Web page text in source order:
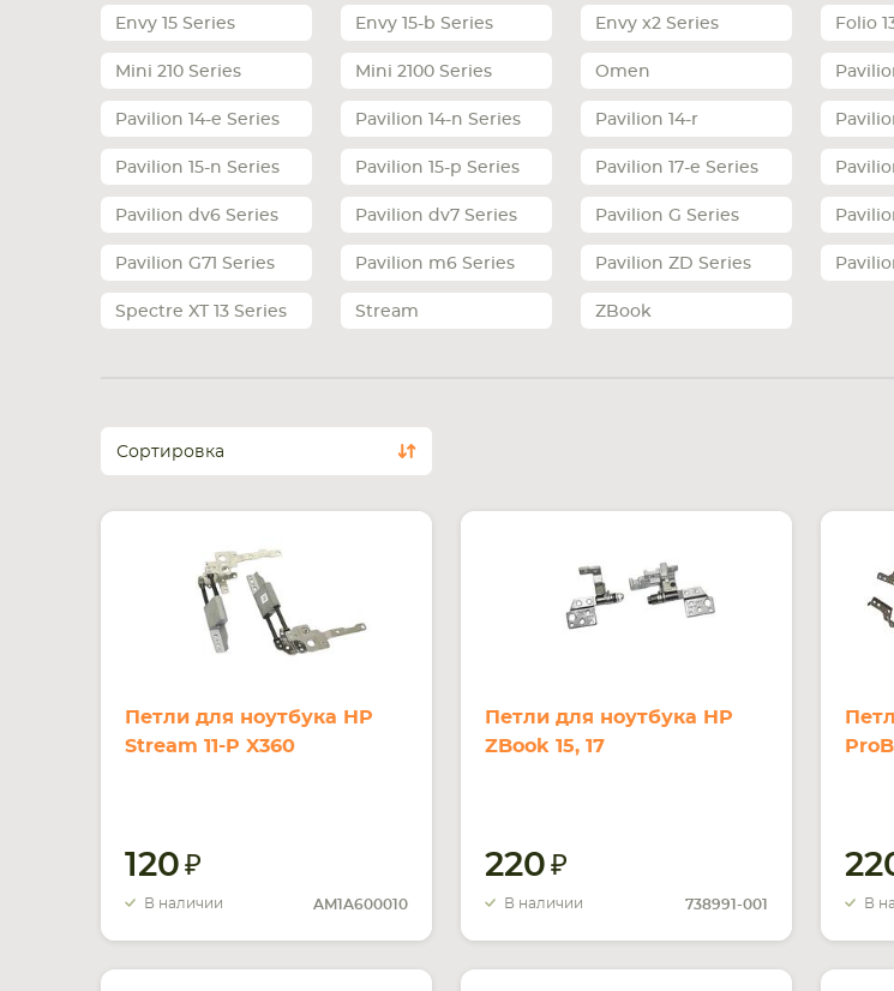
Envy 15 Series Envy 15-b Series Envy x2 Series Folio
Mini 210 Series Mini 2100 Series Omen
Pavilion 14-e Series Pavilion 14-n Series Pavilion 14-r
Pavilion 15-n Series Pavilion 15-p Series Pavilion 17-e Series
Pavilion dv6 Series Pavilion dv7 Series Pavilion G Series
Pavilion G71 Series Pavilion m6 Series Pavilion ZD Series
Spectre XT 13 Series Stream ZBook
Сортировка
Петли для ноутбука HP
Stream 11-P X360
120
В наличии AM1A600010
Петли для ноутбука HP
ZBook 15, 17
220
В наличии 738991-001 В